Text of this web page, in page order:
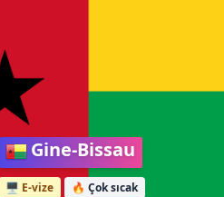
Gine-Bissau
🖥️ E-vize 🔥 Çok sıcak